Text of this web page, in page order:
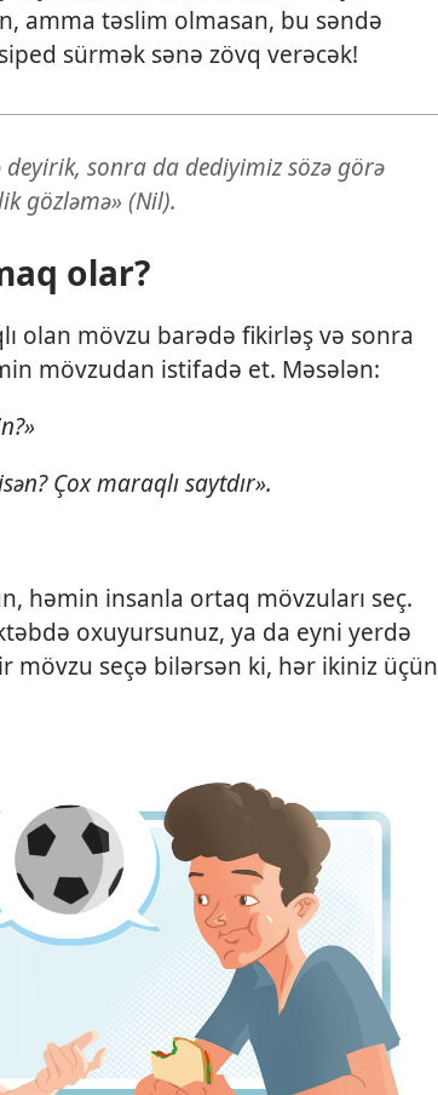
amma təslim olmasan, bu səndə
sürmək sənə zövq verəcək!
deyirik, sonra da dediyimiz sözə görə
gözləmə» (Nil).
olar?
olan mövzu barədə fikirləş və sonra
mövzudan istifadə et. Məsələn:
Çox maraqlı saytdır».
həmin insanla ortaq mövzuları seç.
oxuyursunuz, ya da eyni yerdə
mövzu seçə bilərsən ki, hər ikiniz üçün